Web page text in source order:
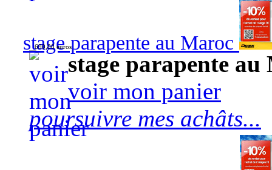
stage parapente au Maroc
690,00 euros
stage parapente
voir mon panier
poursuivre mes achâts...